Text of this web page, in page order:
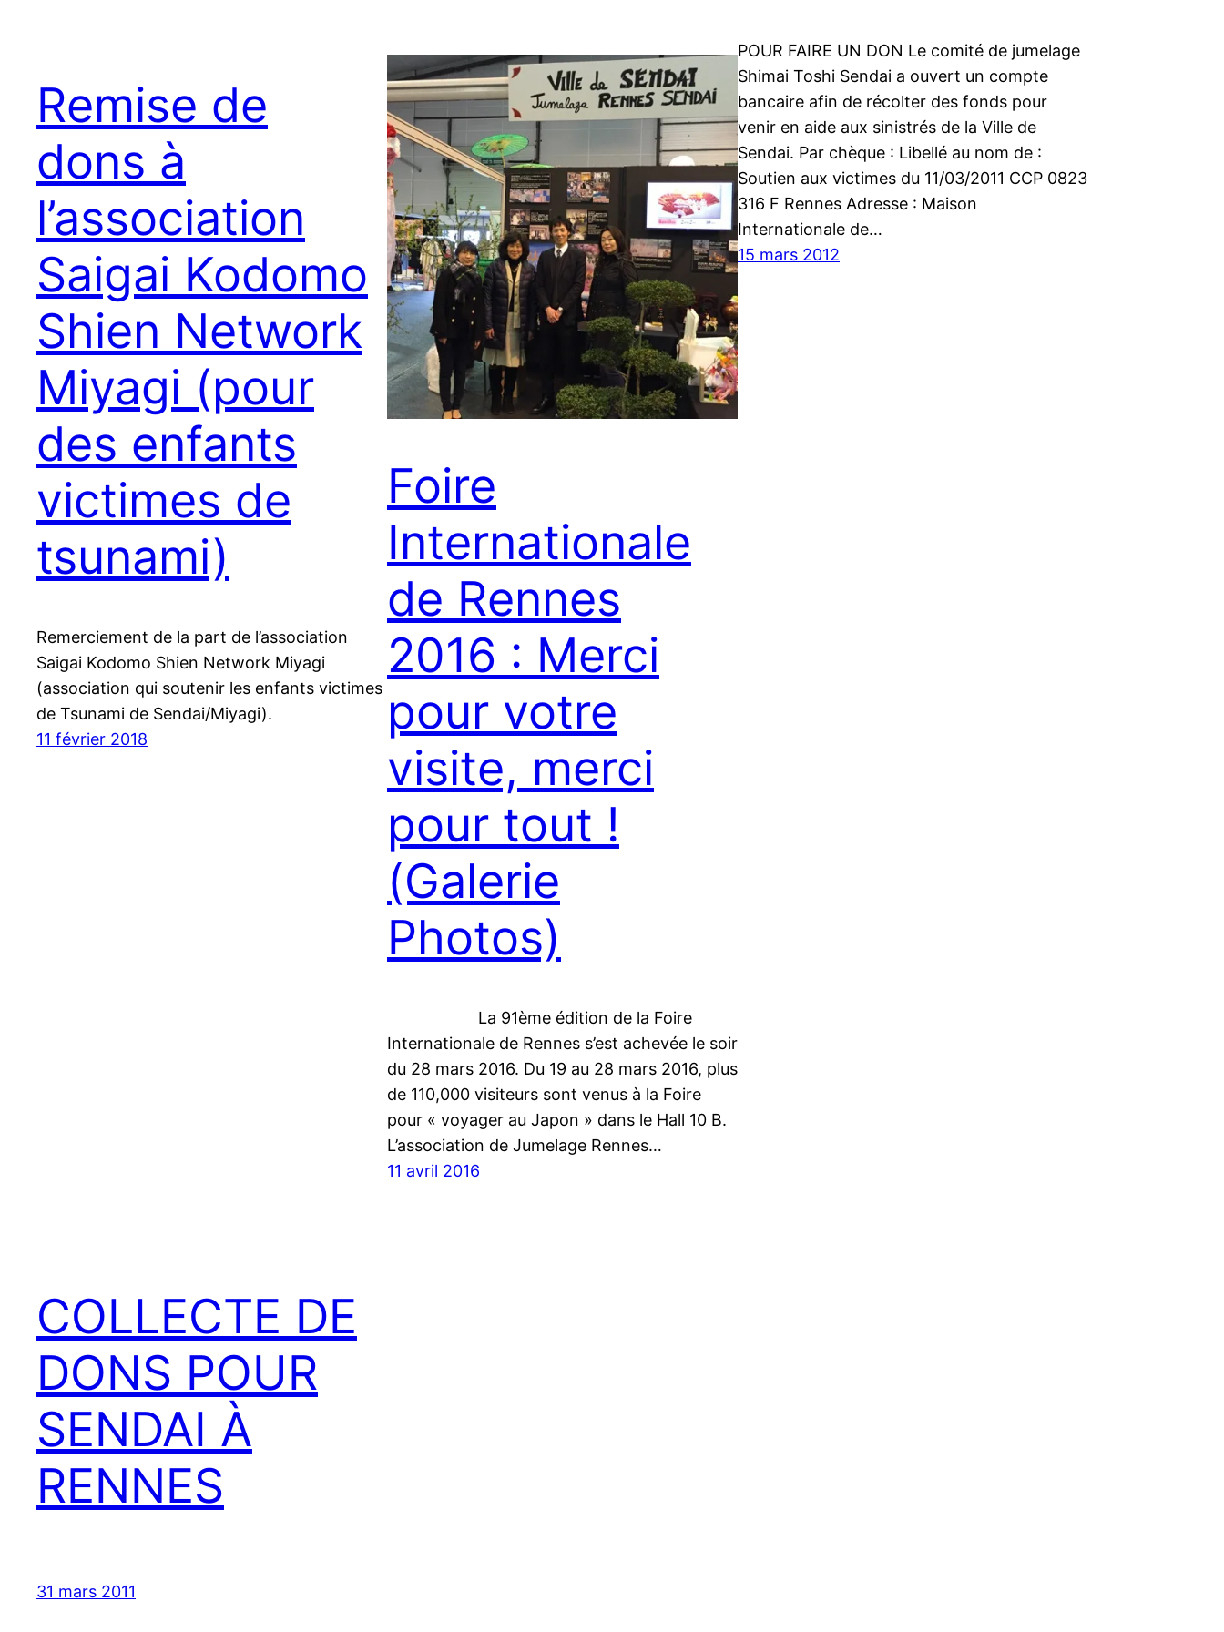
Remise de
dons à
l’association
Saigai Kodomo
Shien Network
Miyagi (pour
des enfants
victimes de
tsunami)
Remerciement de la part de l’association
Saigai Kodomo Shien Network Miyagi
(association qui soutenir les enfants victimes
de Tsunami de Sendai/Miyagi).
11 février 2018
Foire
Internationale
de Rennes
2016 : Merci
pour votre
visite, merci
pour tout !
(Galerie
Photos)
La 91ème édition de la Foire
Internationale de Rennes s’est achevée le soir
du 28 mars 2016. Du 19 au 28 mars 2016, plus
de 110,000 visiteurs sont venus à la Foire
pour « voyager au Japon » dans le Hall 10 B.
L’association de Jumelage Rennes…
11 avril 2016
POUR FAIRE UN DON Le comité de jumelage
Shimai Toshi Sendai a ouvert un compte
bancaire afin de récolter des fonds pour
venir en aide aux sinistrés de la Ville de
Sendai. Par chèque : Libellé au nom de :
Soutien aux victimes du 11/03/2011 CCP 0823
316 F Rennes Adresse : Maison
Internationale de…
15 mars 2012
COLLECTE DE
DONS POUR
SENDAI À
RENNES
31 mars 2011